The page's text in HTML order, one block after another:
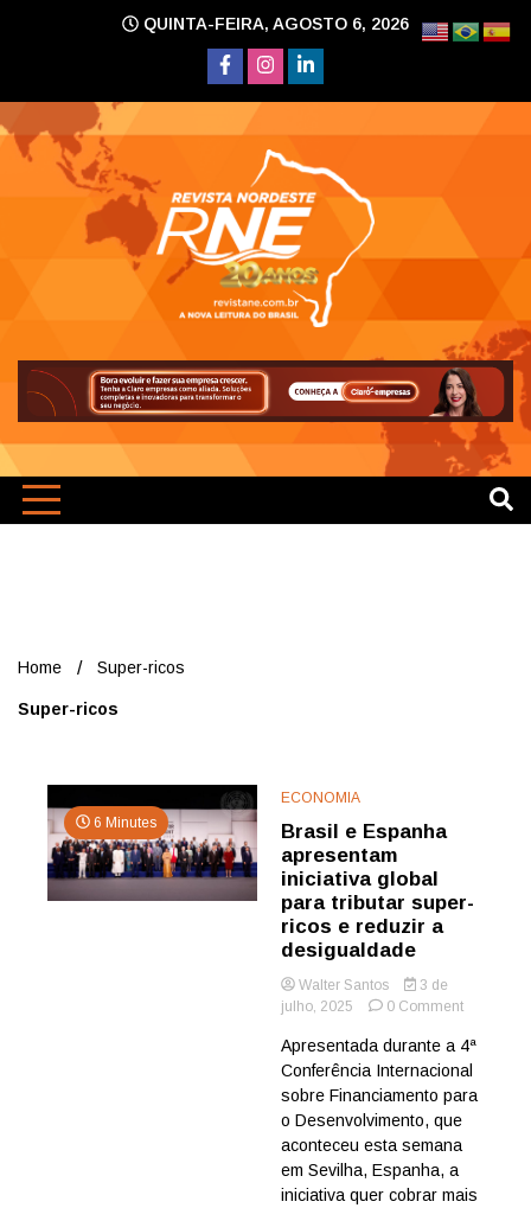
QUINTA-FEIRA, AGOSTO 6, 2026
Home Super-ricos
Super-ricos
6 Minutes
ECONOMIA
Brasil e Espanha
apresentam
iniciativa global
para tributar super-
ricos e reduzir a
desigualdade
Walter Santos
3 de
julho, 2025
0 Commenton
e
Espanha
para
super-
Apresentada durante a 4ª
Conferência Internacional
sobre Financiamento para
o Desenvolvimento, que
aconteceu esta semana
em Sevilha, Espanha, a
iniciativa quer cobrar mais